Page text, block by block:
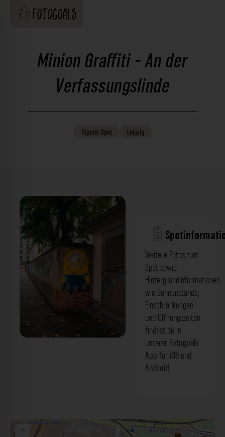
Minion Graffiti - An der
Verfassungslinde
HipsterSpot Leipzig
Weitere Fotos zum
Spot sowie
Hintergrundinformationen
wie Sonnenstände,
Einschränkungen
und Öffnungszeiten
findest du in
unserer Fotogoals
App für iOS und
Android.
+